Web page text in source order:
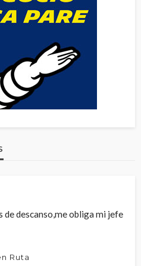
de descanso,me obliga mi jefe
Ruta